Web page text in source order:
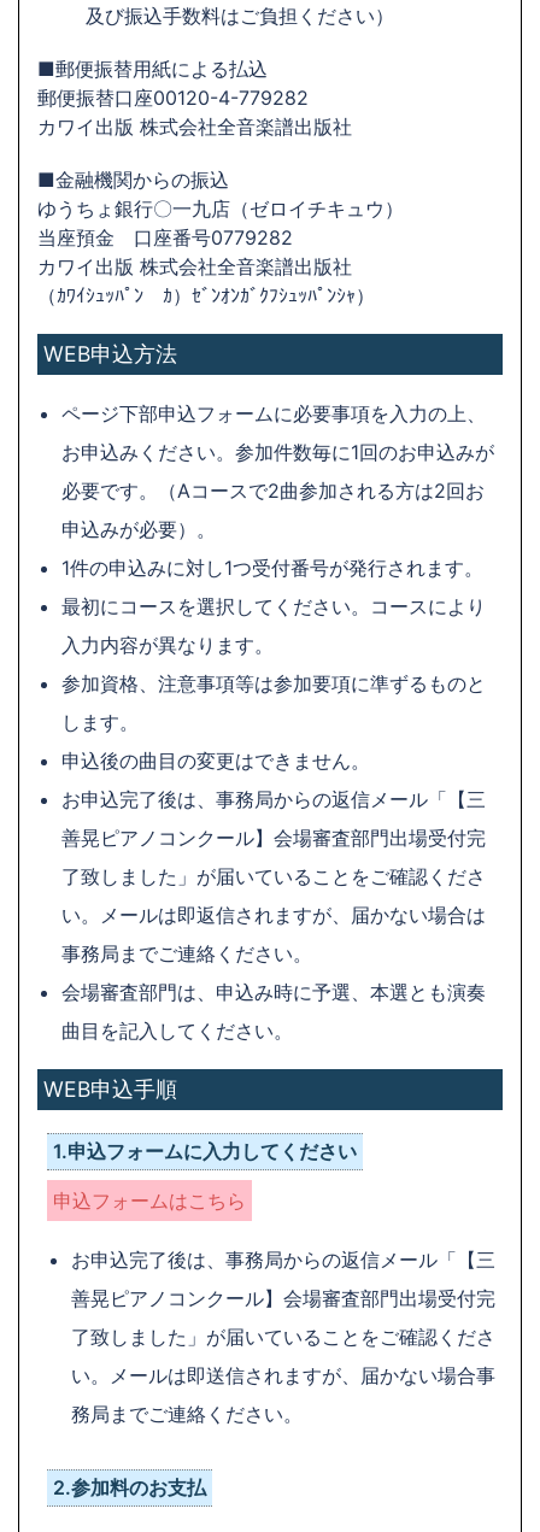
及び振込手数料はご負担ください）
■郵便振替用紙による払込
郵便振替口座00120-4-779282
カワイ出版 株式会社全音楽譜出版社
■金融機関からの振込
ゆうちょ銀行〇一九店（ゼロイチキュウ）
当座預金 口座番号0779282
カワイ出版 株式会社全音楽譜出版社
（ｶﾜｲｼｭｯﾊﾟﾝ ｶ）ｾﾞﾝｵﾝｶﾞｸﾌｼｭｯﾊﾟﾝｼｬ）
WEB申込方法
ページ下部申込フォームに必要事項を入力の上、
お申込みください。参加件数毎に1回のお申込みが
必要です。（Aコースで2曲参加される方は2回お
申込みが必要）。
1件の申込みに対し1つ受付番号が発行されます。
最初にコースを選択してください。コースにより
入力内容が異なります。
参加資格、注意事項等は参加要項に準ずるものと
します。
申込後の曲目の変更はできません。
お申込完了後は、事務局からの返信メール「【三
善晃ピアノコンクール】会場審査部門出場受付完
了致しました」が届いていることをご確認くださ
い。メールは即返信されますが、届かない場合は
事務局までご連絡ください。
会場審査部門は、申込み時に予選、本選とも演奏
曲目を記入してください。
WEB申込手順
1.申込フォームに入力してください
申込フォームはこちら
お申込完了後は、事務局からの返信メール 「【三
善晃ピアノコンクール】会場審査部門出場受付完
了致しました」 が届いていることをご確認くださ
い。メールは即送信されますが、届かない場合事
務局までご連絡ください。
2.参加料のお支払